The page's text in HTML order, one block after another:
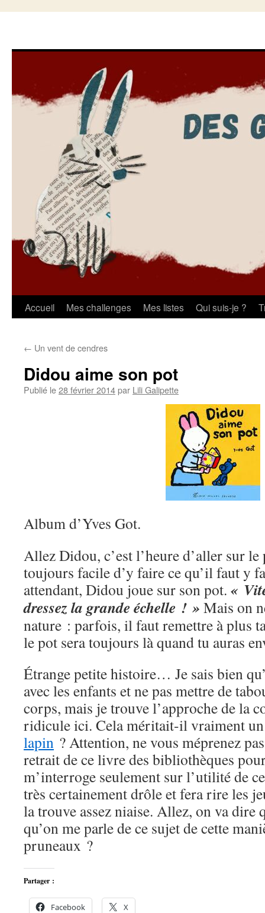
Aller
contenu
Accueil Mes challenges Mes listes Qui suis-je ?
← Un vent de cendres
Didou aime son pot
Publié le28 février 2014par Lili Galipette
Album d’Yves Got.
Allez Didou, c’est l’heure d’aller sur
toujours facile d’y faire ce qu’il faut y
attendant, Didou joue sur son pot. «
dressez la grande échelle ! » Mais on
nature : parfois, il faut remettre à plus
le pot sera toujours là quand tu auras
Étrange petite histoire… Je sais bien
avec les enfants et ne pas mettre de
corps, mais je trouve l’approche de la
ridicule ici. Cela méritait-il vraiment
lapin ? Attention, ne vous méprenez
retrait de ce livre des bibliothèques
m’interroge seulement sur l’utilité de
très certainement drôle et fera rire les
la trouve assez niaise. Allez, on va dire
qu’on me parle de ce sujet de cette
pruneaux ?
Partager :
Facebook X